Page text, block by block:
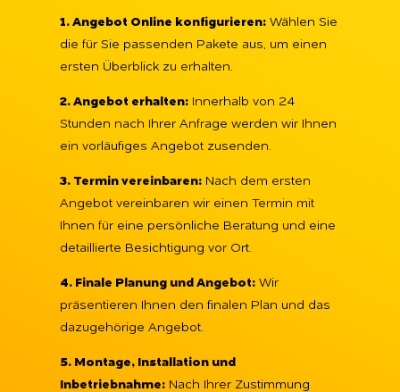
1. Angebot Online konfigurieren: Wählen Sie
die für Sie passenden Pakete aus, um einen
ersten Überblick zu erhalten.
2. Angebot erhalten: Innerhalb von 24
Stunden nach Ihrer Anfrage werden wir Ihnen
ein vorläufiges Angebot zusenden.
3. Termin vereinbaren: Nach dem ersten
Angebot vereinbaren wir einen Termin mit
Ihnen für eine persönliche Beratung und eine
detaillierte Besichtigung vor Ort.
4. Finale Planung und Angebot: Wir
präsentieren Ihnen den finalen Plan und das
dazugehörige Angebot.
5. Montage, Installation und
Inbetriebnahme: Nach Ihrer Zustimmung